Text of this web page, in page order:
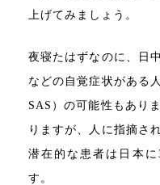
上げてみましょう。
夜寝たはずなのに、日
などの自覚症状がある
SAS）の可能性もあり
りますが、人に指摘さ
潜在的な患者は日本
す。